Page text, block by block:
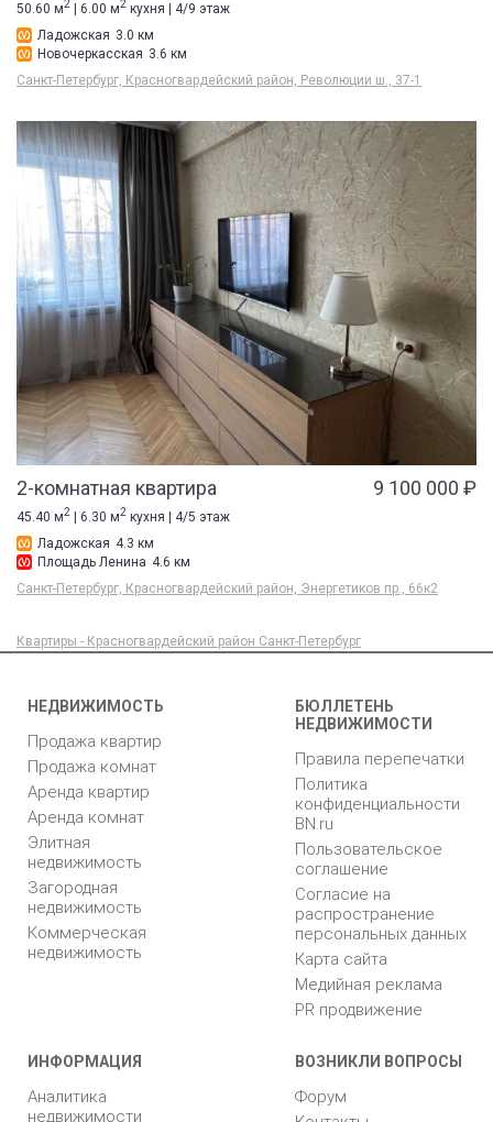
50.60 м2 | 6.00 м2 кухня | 4/9 этаж
Ладожская 3.0 км
Новочеркасская 3.6 км
Санкт-Петербург, Красногвардейский район, Революции ш., 37-1
2-комнатная квартира 9 100 000 ₽
45.40 м2 | 6.30 м2 кухня | 4/5 этаж
Ладожская 4.3 км
Площадь Ленина 4.6 км
Санкт-Петербург, Красногвардейский район, Энергетиков пр., 66к2
Квартиры - Красногвардейский район Санкт-Петербург
НЕДВИЖИМОСТЬ
Продажа квартир
Продажа комнат
Аренда квартир
Аренда комнат
Элитная
недвижимость
Загородная
недвижимость
Коммерческая
недвижимость
БЮЛЛЕТЕНЬ
НЕДВИЖИМОСТИ
Правила перепечатки
Политика
конфиденциальности
BN.ru
Пользовательское
соглашение
Согласие на
распространение
персональных данных
Карта сайта
Медийная реклама
PR продвижение
ИНФОРМАЦИЯ
Аналитика
недвижимости
ВОЗНИКЛИ ВОПРОСЫ
Форум